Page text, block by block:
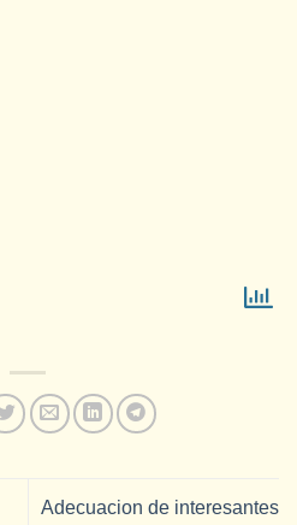
Adecuacion de interesantes